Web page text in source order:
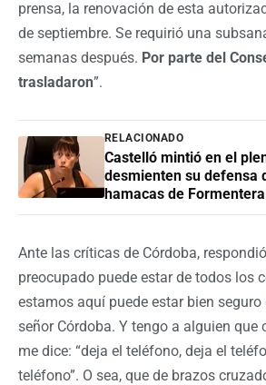
prensa, la renovación de esta
de septiembre. Se requirió una
semanas después. Por parte del
trasladaron”.
RELACIONADO
Castelló mintió en el
desmienten su defensa
hamacas de Formentera
Ante las críticas de Córdoba,
preocupado puede estar de todos los
estamos aquí puede estar bien seguro
señor Córdoba. Y tengo a alguien que
me dice: “deja el teléfono, deja el
teléfono”. O sea, que de brazos